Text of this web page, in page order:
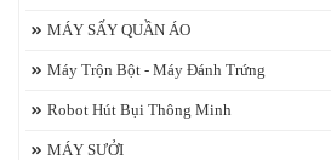
MÁY SẤY QUẦN ÁO
Máy Trộn Bột - Máy Đánh Trứng
Robot Hút Bụi Thông Minh
MÁY SƯỞI